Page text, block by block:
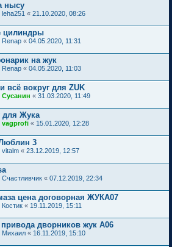
нысу
leha251 « 21.10.2020, 08:26
цилиндры
Renap « 04.05.2020, 11:31
на жук
Renap « 04.05.2020, 11:03
всё вокруг для ZUK
Сусанин « 31.03.2020, 11:49
для Жука
vagprofi « 15.01.2020, 12:28
3
vitalm « 23.12.2019, 12:57
Счастливчик « 07.12.2019, 22:34
цена договорная ЖУКА07
Костик « 19.11.2019, 15:11
дворников жук А06
Михаил « 16.11.2019, 15:10